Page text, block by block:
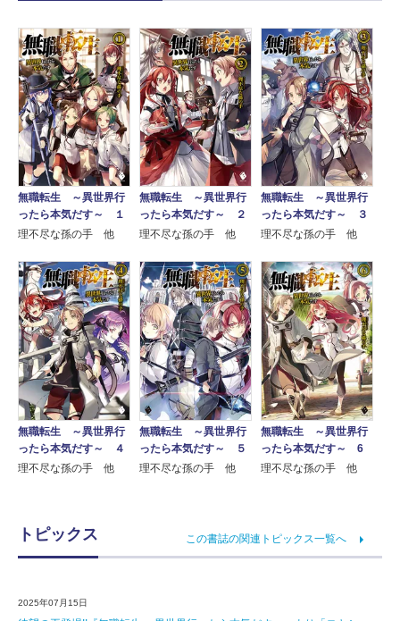
無職転生 ～異世界行
ったら本気だす～ １
理不尽な孫の手 他
無職転生 ～異世界行
ったら本気だす～ ２
理不尽な孫の手 他
無職転生 ～異世界行
ったら本気だす～ ３
理不尽な孫の手 他
無職転生 ～異世界行
ったら本気だす～ ４
理不尽な孫の手 他
無職転生 ～異世界行
ったら本気だす～ ５
理不尽な孫の手 他
無職転生 ～異世界行
ったら本気だす～ 6
理不尽な孫の手 他
トピックス この書誌の関連トピックス一覧へ
2025年07月15日